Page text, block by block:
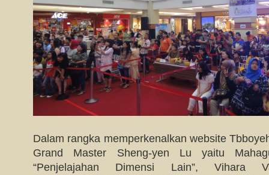
Dalam rangka memperkenalkan website
Grand Master Sheng-yen Lu yaitu
“Penjelajahan Dimensi Lain”, Vihara